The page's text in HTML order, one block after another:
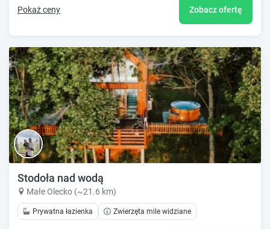
Pokaż ceny Zobacz ofertę
Stodoła nad wodą
Małe Olecko (~21.6 km)
Prywatna łazienka Zwierzęta mile widziane